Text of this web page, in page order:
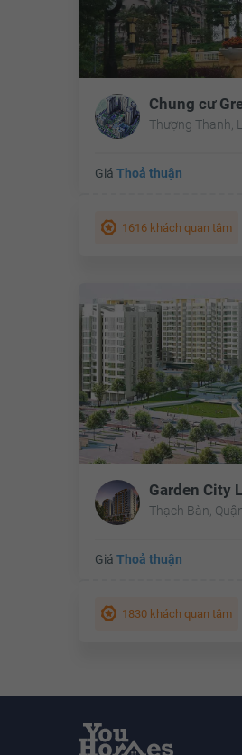
Chung cư
Thượng Thanh,
Giá Thoả thuận
1616 khách quan tâm
Garden City
Thạch Bàn,
Giá Thoả thuận
1830 khách quan tâm